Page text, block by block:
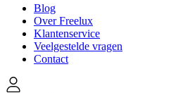
Blog
Over Freelux
Klantenservice
Veelgestelde vragen
Contact